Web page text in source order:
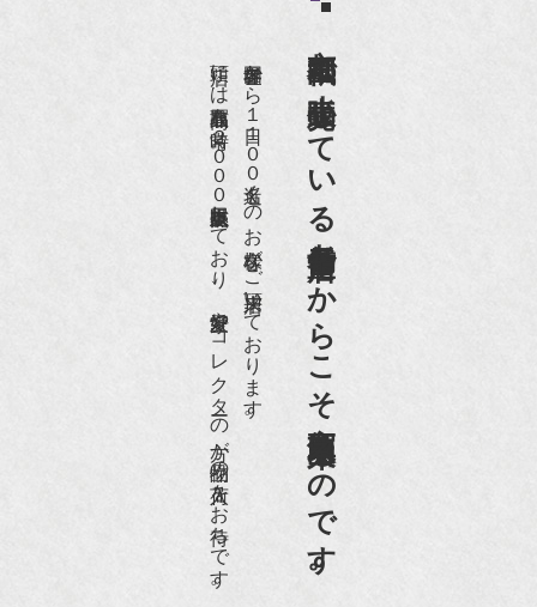
京都祇園で小売販売している
老舗骨董店だからこそ高価買取出来るのです。
世界各国から１日１００名近くのお客様がご来店頂いております。
店頭には買取商品を常時２０００点以上展示販売しており、
愛好家やコレクターの方が品物の入荷をお待ちです。